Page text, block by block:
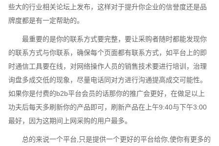
些大的行业相关论坛上发布，这样对于提升你企业的信誉度还是品
牌度都是有一定帮助的。
最重要的是你的联系方式要完整，要让采购者随时都能发现你
的联系方式与你联系，确保每个页面都有联系方式，如平台上的即
时通信工具要在线，对网络操作人员的销售技术要进行培训，治理
询盘多成交低的现象，尽量电话同对方进行沟通提高成交可能性。
如果你是付费的b2b平台会员的话那你的推广会更好，在做足以上
功夫后每天多刷新你的产品即可，刷新产品在上午9:40与下午3:00
最好，因为这期间上网采购的用户最多。
总的来说一个平台,只是提供一个更好的平台给你,使你有更多的